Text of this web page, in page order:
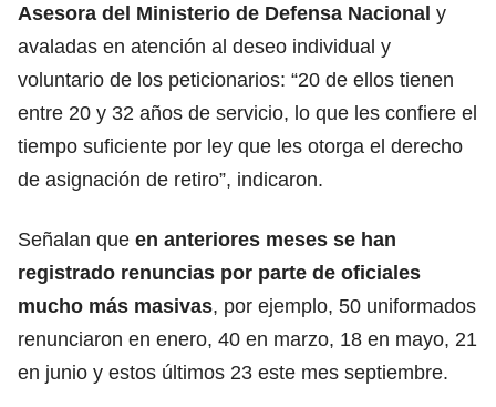
Asesora del Ministerio de Defensa Nacional y
avaladas en atención al deseo individual y
voluntario de los peticionarios: “20 de ellos tienen
entre 20 y 32 años de servicio, lo que les confiere el
tiempo suficiente por ley que les otorga el derecho
de asignación de retiro”, indicaron.
Señalan que en anteriores meses se han
registrado renuncias por parte de oficiales
mucho más masivas, por ejemplo, 50 uniformados
renunciaron en enero, 40 en marzo, 18 en mayo, 21
en junio y estos últimos 23 este mes septiembre.